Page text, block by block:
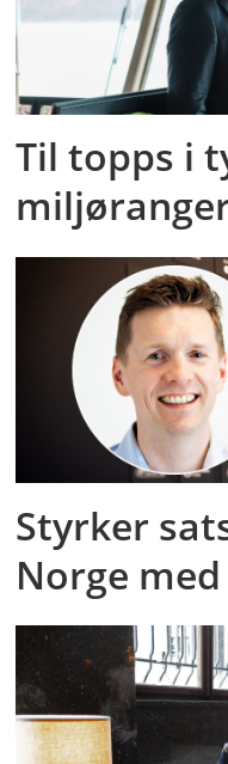
Til topps i
Styrker
Norge